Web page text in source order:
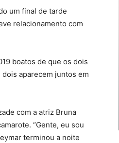
um final de tarde
relacionamento com
boatos de que os dois
aparecem juntos em
com a atriz Bruna
“Gente, eu sou
terminou a noite